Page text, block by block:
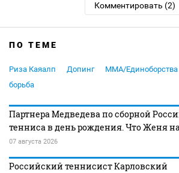
Комментировать (2)
ПО ТЕМЕ
Риза Каяалп Допинг MMA/Единоборства
борьба
Партнера Медведева по сборной
тенниса в день рождения. Что Женя
07 августа 2026
Российский теннисист Карловский